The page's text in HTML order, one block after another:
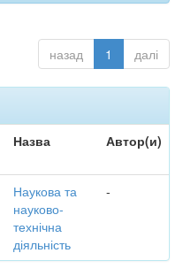
назад 1 далі
Назва Автор(и)
Наукова та
науково-
технічна
діяльність
-